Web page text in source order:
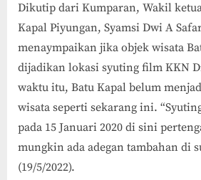
Dikutip dari Kumparan, Wakil
Kapal Piyungan, Syamsi Dwi A
menaympaikan jika objek wisata
dijadikan lokasi syuting film KKN
waktu itu, Batu Kapal belum
wisata seperti sekarang ini.
pada 15 Januari 2020 di sini
mungkin ada adegan tambahan di
(19/5/2022).